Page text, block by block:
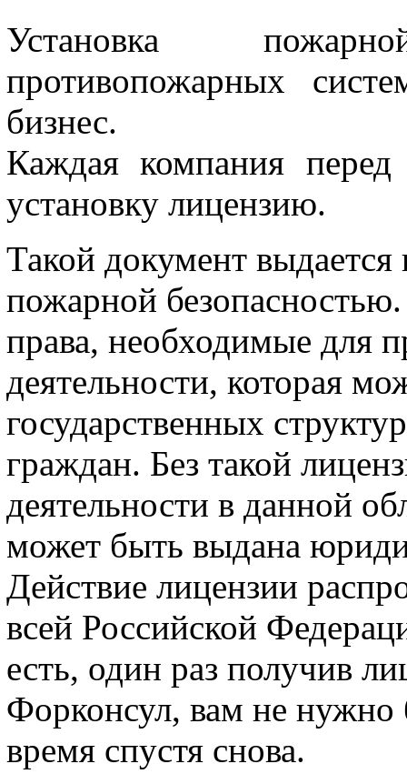
Установка
противопожарных
бизнес.
Каждая компания
установку лицензию.
Такой документ
пожарной
права, необходимые для
деятельности, которая
государственных
граждан. Без такой
деятельности в данной
может быть выдана
Действие лицензии
всей Российской
есть, один раз получив
Форконсул, вам не нужно
время спустя снова.